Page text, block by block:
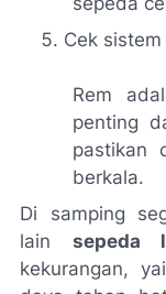
Cek
Rem
penting
pastikan
berkala.
Di samping
lain sepeda
kekurangan,